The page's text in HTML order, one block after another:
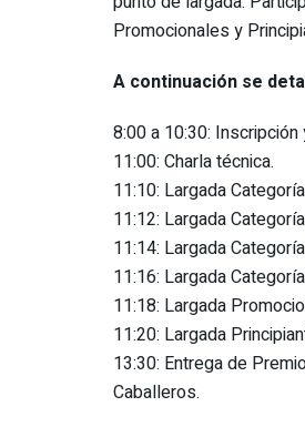
Promocionales y
A continuación se
8:00 a 10:30:
11:00: Charla técnica.
11:10: Largada
11:12: Largada
11:14: Largada
11:16: Largada
11:18: Largada
11:20: Largada
13:30: Entrega de
Caballeros.